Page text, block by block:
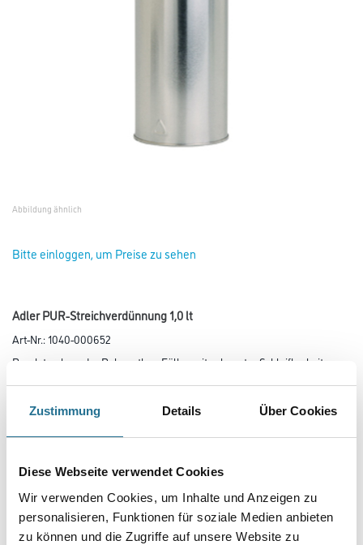
Zustimmung Details Über Cookies
Diese Webseite verwendet Cookies
Wir verwenden Cookies, um Inhalte und Anzeigen zu
personalisieren, Funktionen für soziale Medien anbieten
zu können und die Zugriffe auf unsere Website zu
Abbildung ähnlich
Bitte einloggen, um Preise zu sehen
Adler PUR-Streichverdünnung 1,0 lt
Art-Nr.:1040-000652
Rasch trocknender Polyurethan-Füller mit sehr guter Schleifbarkeit,
sowie ausgezeichneter Dauerelastizität. Mischungsverhältnis: 10 Gew.-
Teile PUR-Spritzfüller, 1 Gew.-Teil PUR-Härter 82019 oder 5
Vol.-Teile PUR-Spritzfüller, 1 Vol.-Teil PUR-Härter 82019.